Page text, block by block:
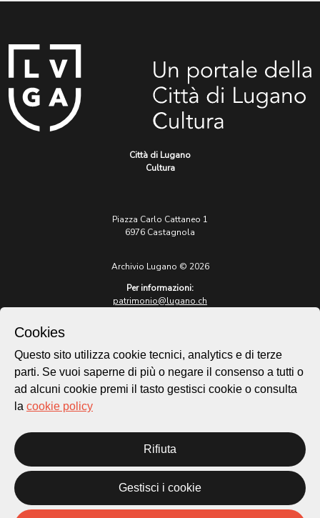
Città di Lugano
Cultura
Piazza Carlo Cattaneo 1
6976 Castagnola
Archivio Lugano © 2026
Per informazioni:
patrimonio@lugano.ch
lugano.ch
Cookie policy
Homepage
Temi
Mappa
Novità
Progetti
Cookies
Questo sito utilizza cookie tecnici, analytics e di terze
parti. Se vuoi saperne di più o negare il consenso a tutti o
ad alcuni cookie premi il tasto gestisci cookie o consulta
la cookie policy
Rifiuta
Gestisci i cookie